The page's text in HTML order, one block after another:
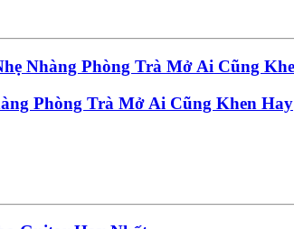
Phòng Trà Mở Ai Cũng Khen Hay